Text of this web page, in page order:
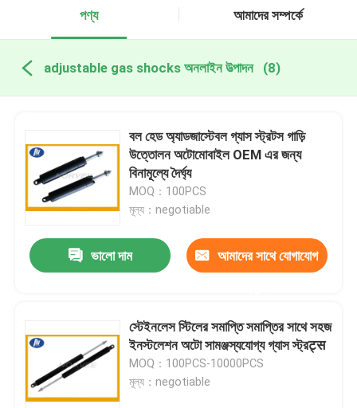
পণ্য
আমাদের সম্পর্কে
adjustable gas shocks অনলাইন উত্পাদন (8)
বল হেড অ্যাডজাস্টেবল গ্যাস স্ট্রটস গাড়ি
উত্তোলন অটোমোবাইল OEM এর জন্য
বিনামূল্যে দৈর্ঘ্য
MOQ：100PCS
মূল্য：negotiable
ভালো দাম আমাদের সাথে যোগাযোগ
স্টেইনলেস স্টিলের সমাপ্তি সমাপ্তির সাথে সহজ
ইনস্টলেশন অটো সামঞ্জস্যযোগ্য গ্যাস স্ট্রट्स
MOQ：100PCS-10000PCS
মূল্য：negotiable